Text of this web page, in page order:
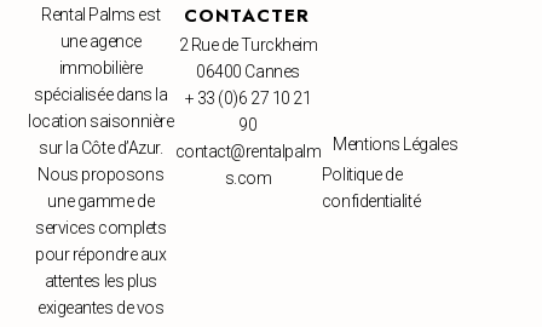
Rental Palms est
une agence
immobilière
spécialisée dans la
location saisonnière
sur la Côte d’Azur.
Nous proposons
une gamme de
services complets
pour répondre aux
attentes les plus
exigeantes de vos
CONTACTER
2 Rue de Turckheim
06400 Cannes
+ 33 (0)6 27 10 21
90
contact@rentalpalm
s.com
Mentions Légales
Politique de
confidentialité